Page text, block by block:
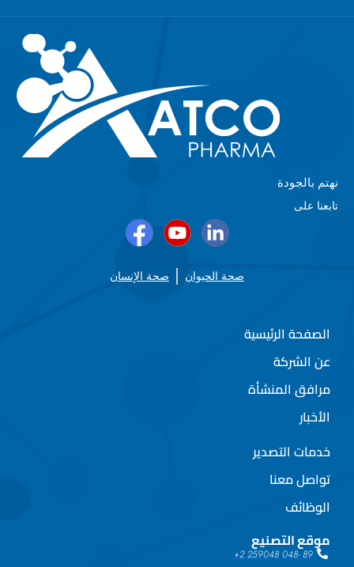
نهتم بالجودة
تابعنا على
صحة الحيوان صحة الإنسان
الصفحة الرئيسية
عن الشركة
مرافق المنشأة
الأخبار
خدمات التصدير
تواصل معنا
الوظائف
موقع التصنيع
89 -048 259048 2+